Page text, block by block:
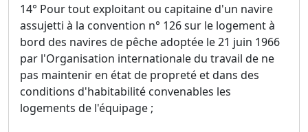
14° Pour tout exploitant ou capitaine d'un navire
assujetti à la convention n° 126 sur le logement à
bord des navires de pêche adoptée le 21 juin 1966
par l'Organisation internationale du travail de ne
pas maintenir en état de propreté et dans des
conditions d'habitabilité convenables les
logements de l'équipage ;